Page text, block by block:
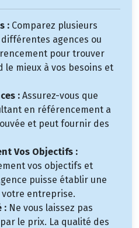
: Comparez plusieurs
agences ou
pour trouver
le mieux à vos besoins et
: Assurez-vous que
en référencement a
et peut fournir des
Vos Objectifs :
vos objectifs et
puisse établir une
entreprise.
: Ne vous laissez pas
le prix. La qualité des